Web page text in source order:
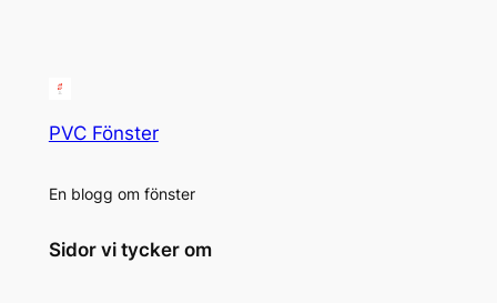
PVC Fönster
En blogg om fönster
Sidor vi tycker om